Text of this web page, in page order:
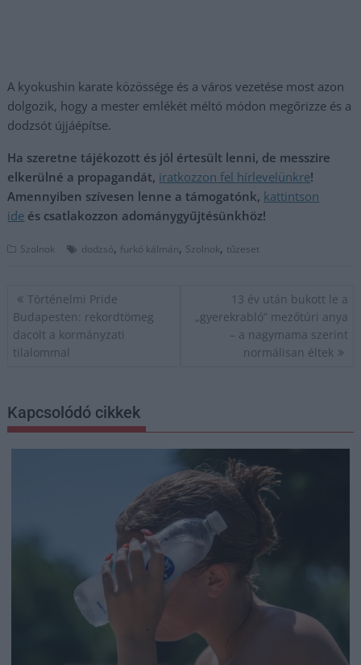
A kyokushin karate közössége és a város vezetése most azon
dolgozik, hogy a mester emlékét méltó módon megőrizze és a
dodzsót újjáépítse.
Ha szeretne tájékozott és jól értesült lenni, de messzire
elkerülné a propagandát, iratkozzon fel hírlevelünkre!
Amennyiben szívesen lenne a támogatónk, kattintson
ide és csatlakozzon adománygyűjtésünkhöz!
Szolnok dodzsó, furkó kálmán, Szolnok, tűzeset
Bejegyzés
navigáció
Történelmi Pride
Budapesten: rekordtömeg
dacolt a kormányzati
tilalommal
13 év után bukott le a
„gyerekrabló” mezőtúri anya
– a nagymama szerint
normálisan éltek
Kapcsolódó cikkek